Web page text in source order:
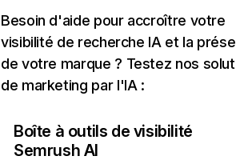
Besoin d'aide pour accroître votre
visibilité de recherche IA et la
de votre marque ? Testez nos
de marketing par l'IA :
Boîte à outils de visibilité
Semrush AI